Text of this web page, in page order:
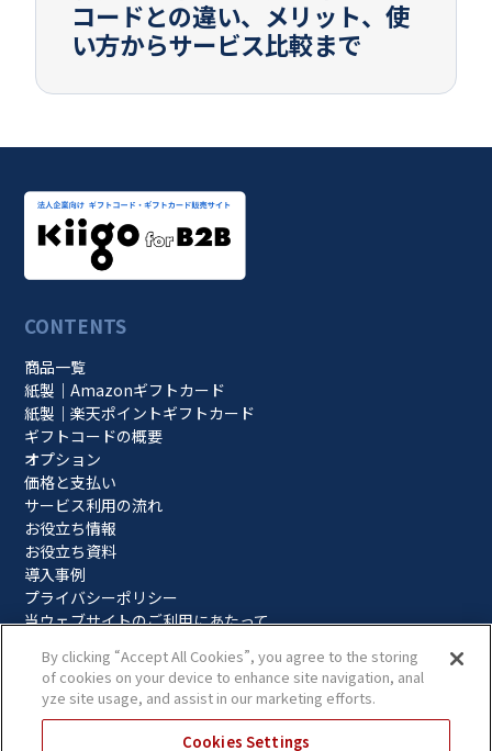
コードとの違い、メリット、使
い方からサービス比較まで
CONTENTS
商品一覧
紙製｜Amazonギフトカード
紙製｜楽天ポイントギフトカード
ギフトコードの概要
オプション
価格と支払い
サービス利用の流れ
お役立ち情報
お役立ち資料
導入事例
プライバシーポリシー
当ウェブサイトのご利用にあたって
無料相談
見積依頼
By clicking “Accept All Cookies”, you agree to the storing
of cookies on your device to enhance site navigation, anal
yze site usage, and assist in our marketing efforts.
Cookies Settings